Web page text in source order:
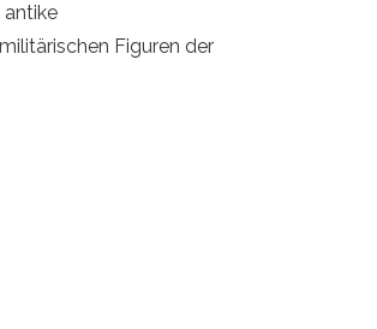
antike
Figuren der